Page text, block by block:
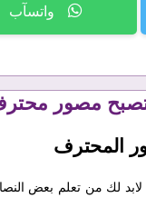
واتسآب
مصور
المحترف
لابد لك من تعلم بعض